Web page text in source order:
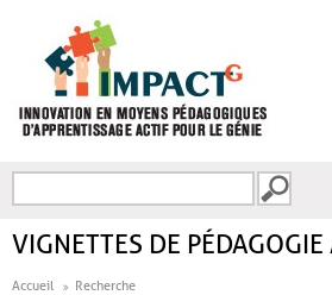
FORMULAIRE DE
VIGNETTES DE PÉDAGOGIE
Accueil Recherche